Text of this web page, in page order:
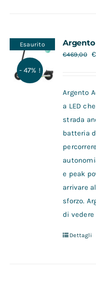
Esaurito
- 47% !
Argento
€469,00 €
Argento
a LED
strada
batteria
e peak
arrivare
sforzo.
di
Dettagli